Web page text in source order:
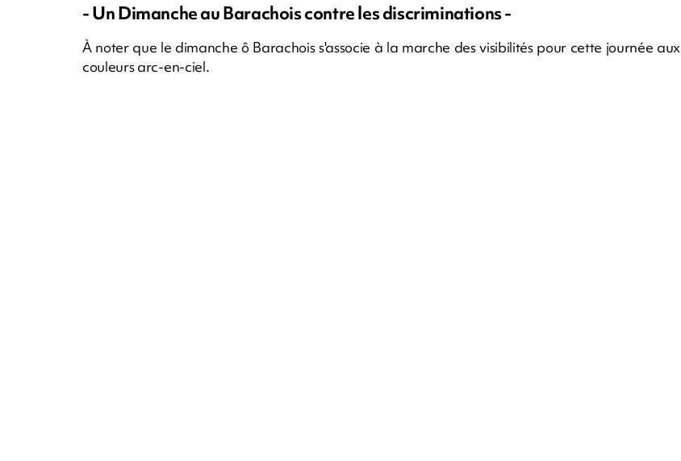
- Un Dimanche au Barachois contre les discriminations -
À noter que le dimanche ô Barachois s'associe à la marche des visibilités pour cette journée aux
couleurs arc-en-ciel.